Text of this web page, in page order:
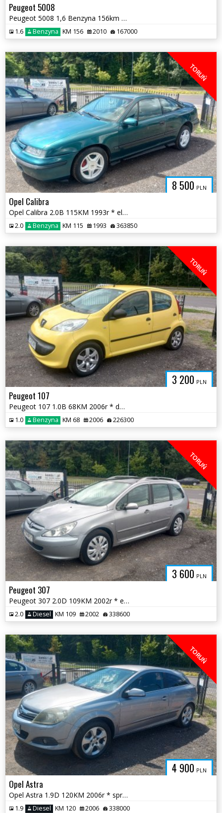
Peugeot 5008
Peugeot 5008 1,6 Benzyna 156km * Panorama Klimatyzacja Elektryka *
1.6 Benzyna KM 156 2010 167000
8 500 PLN
TORUŃ
Opel Calibra
Opel Calibra 2.0B 115KM 1993r * el szyby podwozie po renowacji * TORUŃ
2.0 Benzyna KM 115 1993 363850
3 200 PLN
TORUŃ
Peugeot 107
Peugeot 107 1.0B 68KM 2006r * dwa komplety kół * TORUŃ
1.0 Benzyna KM 68 2006 226300
3 600 PLN
TORUŃ
Peugeot 307
Peugeot 307 2.0D 109KM 2002r * el szyby panorama klima hak * TORUŃ
2.0 Diesel KM 109 2002 338600
4 900 PLN
TORUŃ
Opel Astra
Opel Astra 1.9D 120KM 2006r * sprawna klima drugie opony * TORUŃ
1.9 Diesel KM 120 2006 338000